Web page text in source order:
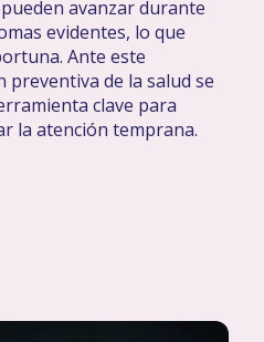
avanzar durante
evidentes, lo que
Ante este
preventiva de la salud se
clave para
la atención temprana.